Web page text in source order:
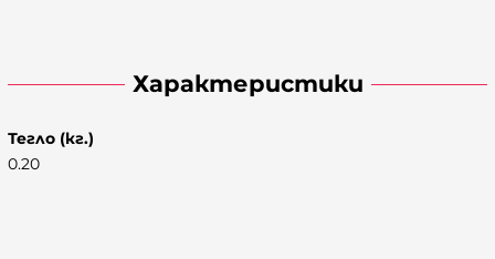
Характеристики
Тегло (кг.)
0.20